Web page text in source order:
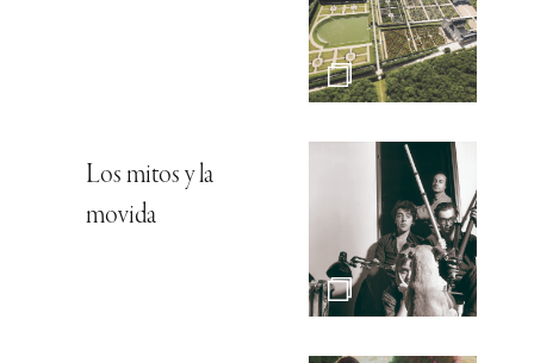
Los mitos y la
movida